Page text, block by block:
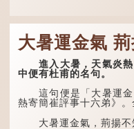
大暑運金氣
進入大暑，天氣炎熱
中便有杜甫的名句。
這句便是「大暑運金
熱寄簡崔評事十六弟》。
大暑運金氣，荊揚不